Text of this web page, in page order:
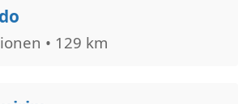
• 129 km